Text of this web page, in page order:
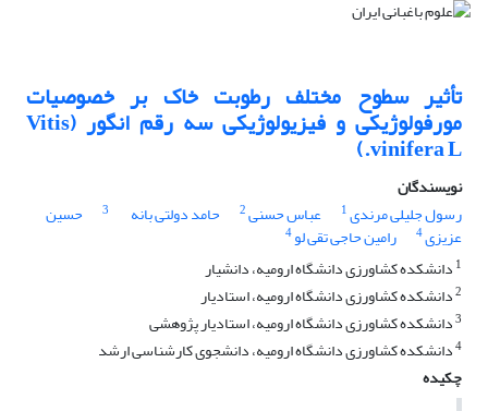
تأثیر سطوح مختلف رطوبت خاک بر خصوصیات
مورفولوژیکی و فیزیولوژیکی سه رقم انگور (Vitis
vinifera L.)
نویسندگان
رسول جلیلی مرندی1 عباس حسنی2 حامد دولتی بانه 3 حسین
عزیزی4 رامین حاجی تقی لو4
1 دانشکده کشاورزی دانشگاه ارومیه، دانشیار
2دانشکده کشاورزی دانشگاه ارومیه، استادیار
3دانشکده کشاورزی دانشگاه ارومیه، استادیار پژوهشی
4دانشکده کشاورزی دانشگاه ارومیه، دانشجوی کارشناسی ارشد
چکیده